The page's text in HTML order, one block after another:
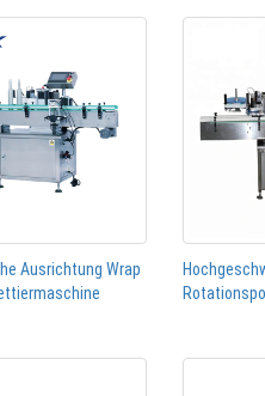
Ausrichtung Wrap